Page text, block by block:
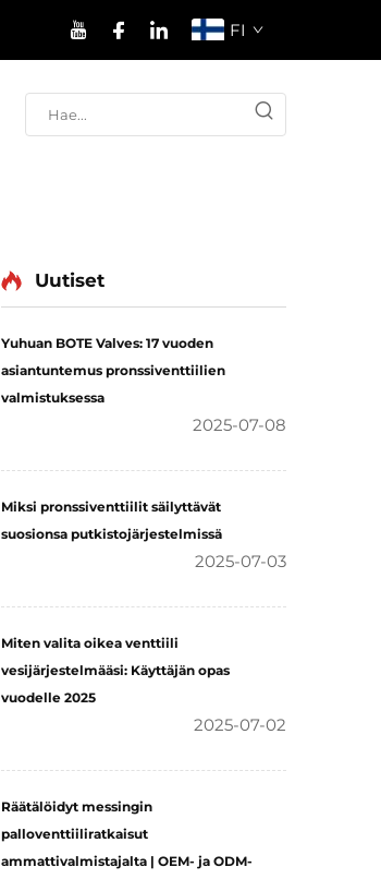
FI
Uutiset
Yuhuan BOTE Valves: 17 vuoden
asiantuntemus pronssiventtiilien
valmistuksessa
2025-07-08
Miksi pronssiventtiilit säilyttävät
suosionsa putkistojärjestelmissä
2025-07-03
Miten valita oikea venttiili
vesijärjestelmääsi: Käyttäjän opas
vuodelle 2025
2025-07-02
Räätälöidyt messingin
palloventtiiliratkaisut
ammattivalmistajalta | OEM- ja ODM-